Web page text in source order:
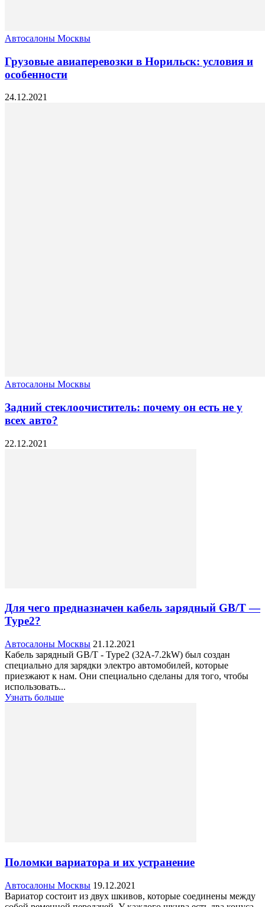
Автосалоны Москвы
Грузовые авиаперевозки в Норильск: условия и
особенности
24.12.2021
Автосалоны Москвы
Задний стеклоочиститель: почему он есть не у
всех авто?
22.12.2021
Для чего предназначен кабель зарядный GB/T —
Type2?
Автосалоны Москвы 21.12.2021
Кабель зарядный GB/T - Type2 (32A-7.2kW) был создан
специально для зарядки электро автомобилей, которые
приезжают к нам. Они специально сделаны для того, чтобы
использовать...
Узнать больше
Поломки вариатора и их устранение
Автосалоны Москвы 19.12.2021
Вариатор состоит из двух шкивов, которые соединены между